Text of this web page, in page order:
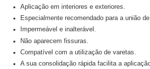
Aplicação em interiores e exteriores.
Especialmente recomendado para a união
Impermeável e inalterável.
Não aparecem fissuras.
Compatível com a utilização de varetas.
A sua consolidação rápida facilita a